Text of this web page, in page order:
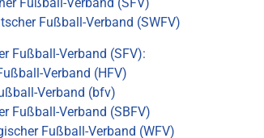
Fußball-Verband (SFV)
Fußball-Verband (SWFV)
Fußball-Verband (SFV):
Verband (HFV)
Verband (bfv)
Fußball-Verband (SBFV)
Fußball-Verband (WFV)